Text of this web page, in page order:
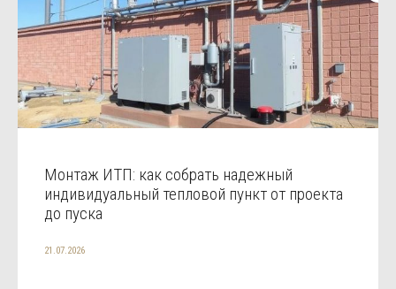
Монтаж ИТП: как собрать надежный
индивидуальный тепловой пункт от проекта
до пуска
21.07.2026